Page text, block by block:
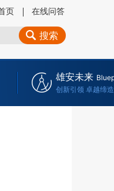
页 在线问答
搜索
雄安未来
创新引领 卓越缔造